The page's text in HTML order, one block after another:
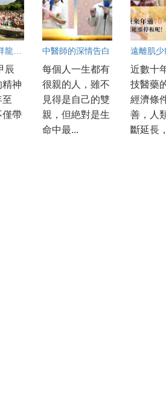
辰
精神
至
僅帶
中醫師的深情告白
每個人一生都有
很親的人，雖不
見得是自己的雙
親，但絶對是生
命中最...
近數十
技醫藥
經濟條
善，人
斷延長